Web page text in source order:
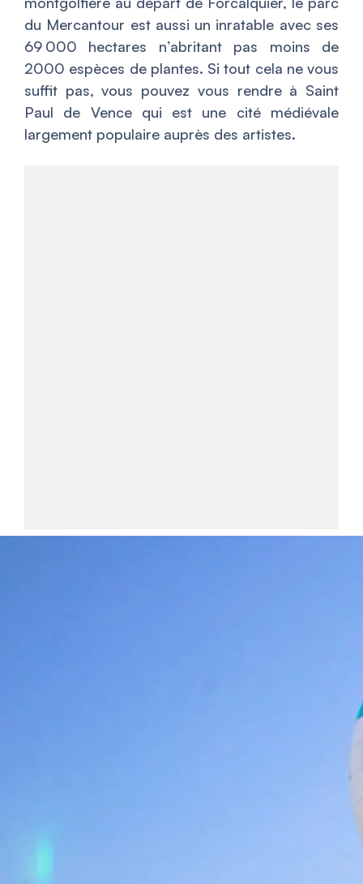
du Mercantour est aussi un inratable avec ses
69 000 hectares n’abritant pas moins de
2000 espèces de plantes. Si tout cela ne vous
suffit pas, vous pouvez vous rendre à Saint
Paul de Vence qui est une cité médiévale
largement populaire auprès des artistes.